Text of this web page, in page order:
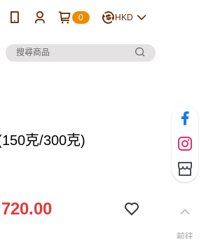
0 HKD
克/300克)
前往